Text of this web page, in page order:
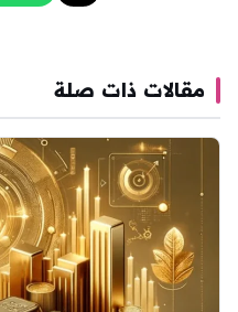
مقالات ذات صلة